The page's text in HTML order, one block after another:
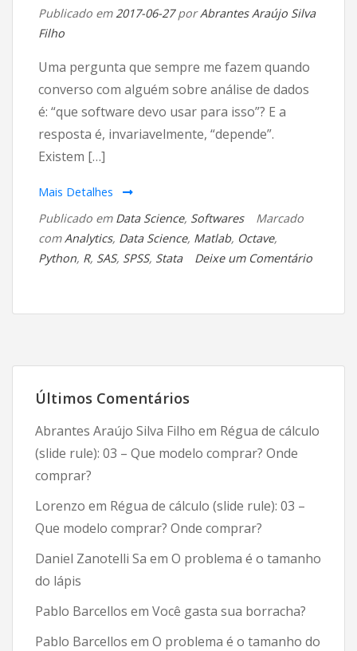
Publicado em 2017-06-27porAbrantes Araújo Silva
Filho
Uma pergunta que sempre me fazem quando
converso com alguém sobre análise de dados
é: “que software devo usar para isso”? E a
resposta é, invariavelmente, “depende”.
Existem […]
Mais Detalhes
Publicado em Data Science, Softwares
Marcado
com Analytics, Data Science, Matlab, Octave,
Python, R, SAS, SPSS, Stata
Deixe um Comentário
software
de
Últimos Comentários
Abrantes Araújo Silva Filho em Régua de cálculo
(slide rule): 03 – Que modelo comprar? Onde
comprar?
Lorenzo em Régua de cálculo (slide rule): 03 –
Que modelo comprar? Onde comprar?
Daniel Zanotelli Sa em O problema é o tamanho
do lápis
Pablo Barcellos em Você gasta sua borracha?
Pablo Barcellos em O problema é o tamanho do